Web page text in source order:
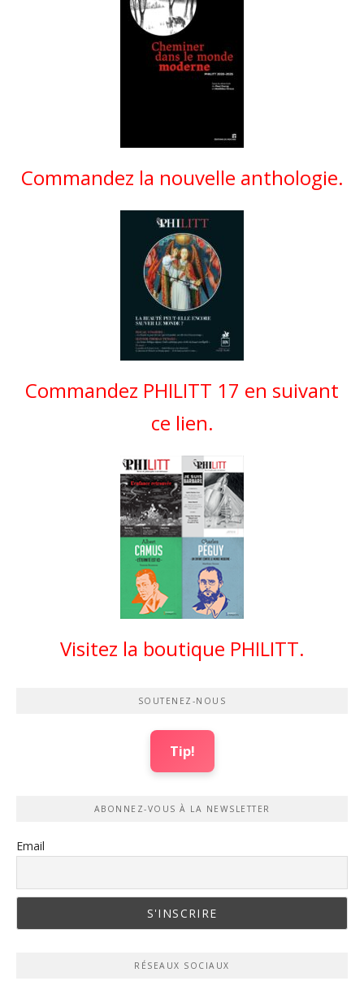
Commandez la nouvelle anthologie.
Commandez PHILITT 17 en suivant
ce lien.
Visitez la boutique PHILITT.
SOUTENEZ-NOUS
Tip!
ABONNEZ-VOUS À LA NEWSLETTER
Email
RÉSEAUX SOCIAUX